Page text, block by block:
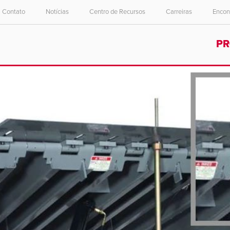
English
English
Contato Notícias Centro de Recursos Carreiras